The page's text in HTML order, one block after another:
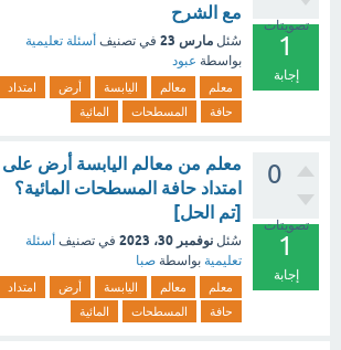
تصويتات
1
إجابة
مع الشرح
سُئل مارس 23 في تصنيف أسئلة تعليمية
بواسطة عبود
معلم معالم اليابسة أرض
امتداد
حافة
المسطحات المائية
0
تصويتات
1
إجابة
معلم من معالم اليابسة أرض على
امتداد حافة المسطحات المائية؟
[تم الحل]
سُئل نوفمبر 30، 2023 في تصنيف أسئلة
تعليمية بواسطة صبا
معلم معالم اليابسة أرض
امتداد
حافة
المسطحات المائية